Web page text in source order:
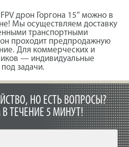
дрон Горгона 15″ можно в
Мы осуществляем доставку
транспортными
проходит предпродажную
Для коммерческих и
— индивидуальные
задачи.
НО ЕСТЬ ВОПРОСЫ?
ТЕЧЕНИЕ 5 МИНУТ!